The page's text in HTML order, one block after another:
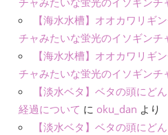
【海水水槽】オオカワリギ
チャみたいな蛍光のイソギンチ
【海水水槽】オオカワリギ
チャみたいな蛍光のイソギンチ
【淡水ベタ】ベタの頭にど
経過について に oku_dan より
【淡水ベタ】ベタの頭にど